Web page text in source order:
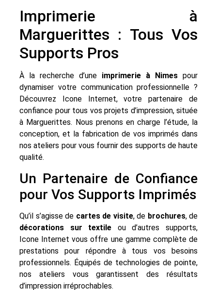
Imprimerie à
Marguerittes : Tous Vos
Supports Pros
À la recherche d’une imprimerie à Nimes pour
dynamiser votre communication professionnelle ?
Découvrez Icone Internet, votre partenaire de
confiance pour tous vos projets d’impression, située
à Marguerittes. Nous prenons en charge l’étude, la
conception, et la fabrication de vos imprimés dans
nos ateliers pour vous fournir des supports de haute
qualité.
Un Partenaire de Confiance
pour Vos Supports Imprimés
Qu’il s’agisse de cartes de visite, de brochures, de
décorations sur textile ou d’autres supports,
Icone Internet vous offre une gamme complète de
prestations pour répondre à tous vos besoins
professionnels. Équipés de technologies de pointe,
nos ateliers vous garantissent des résultats
d’impression irréprochables.